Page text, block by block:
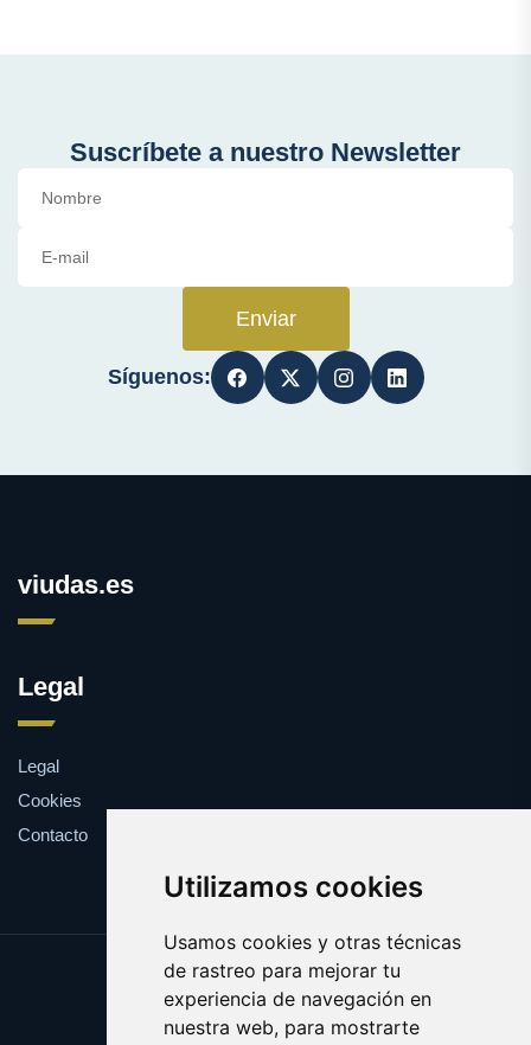
Utilizamos cookies
Usamos cookies y otras técnicas
de rastreo para mejorar tu
experiencia de navegación en
nuestra web, para mostrarte
Suscríbete a nuestro Newsletter
Enviar
Síguenos:
viudas.es
Legal
Legal
Cookies
Contacto
Update cookies preferences
Copyright © 2025 viudas.es